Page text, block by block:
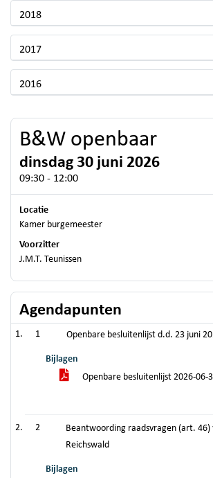
2018
2017
2016
B&W openbaar
dinsdag 30 juni 2026
09:30 - 12:00
Locatie
Kamer burgemeester
Voorzitter
J.M.T. Teunissen
Agendapunten
1 Openbare besluitenlijst d.d. 23 juni
Bijlagen
Openbare besluitenlijst 2026-06-
2
Beantwoording raadsvragen (art.
Reichswald
Bijlagen